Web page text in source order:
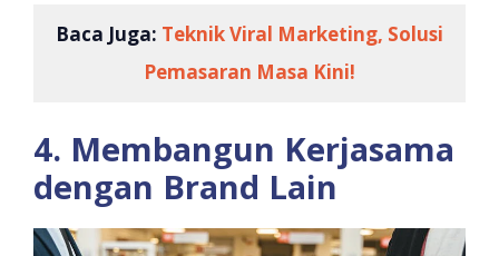
Baca Juga: Teknik Viral Marketing, Solusi
Pemasaran Masa Kini!
4. Membangun Kerjasama
dengan Brand Lain